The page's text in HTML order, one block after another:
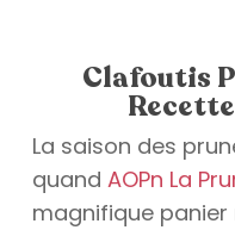
Clafoutis
La saison des
quand AOPn La
magnifique